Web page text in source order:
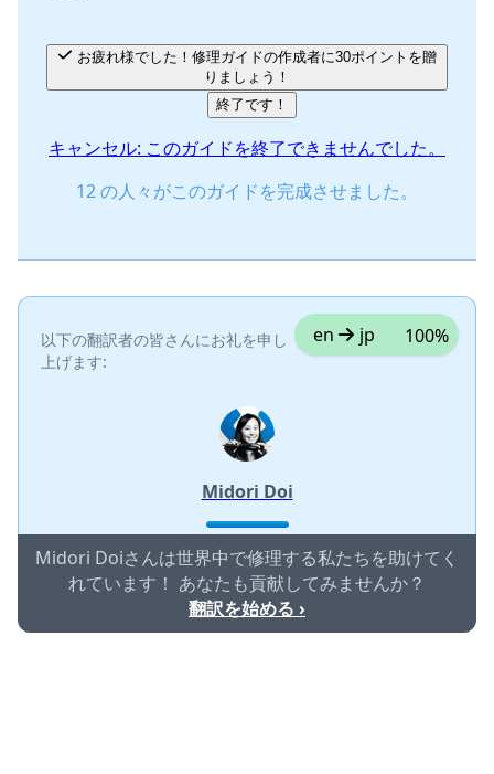
りましょう！
終了です！
キャンセル: このガイドを終了できませんでした。
12 の人々がこのガイドを完成させました。
以下の翻訳者の皆さんにお礼を申し
上げます:
en jp 100%
Midori Doi
Midori Doiさんは世界中で修理する私たちを助けてく
れています！ あなたも貢献してみませんか？
翻訳を始める ›